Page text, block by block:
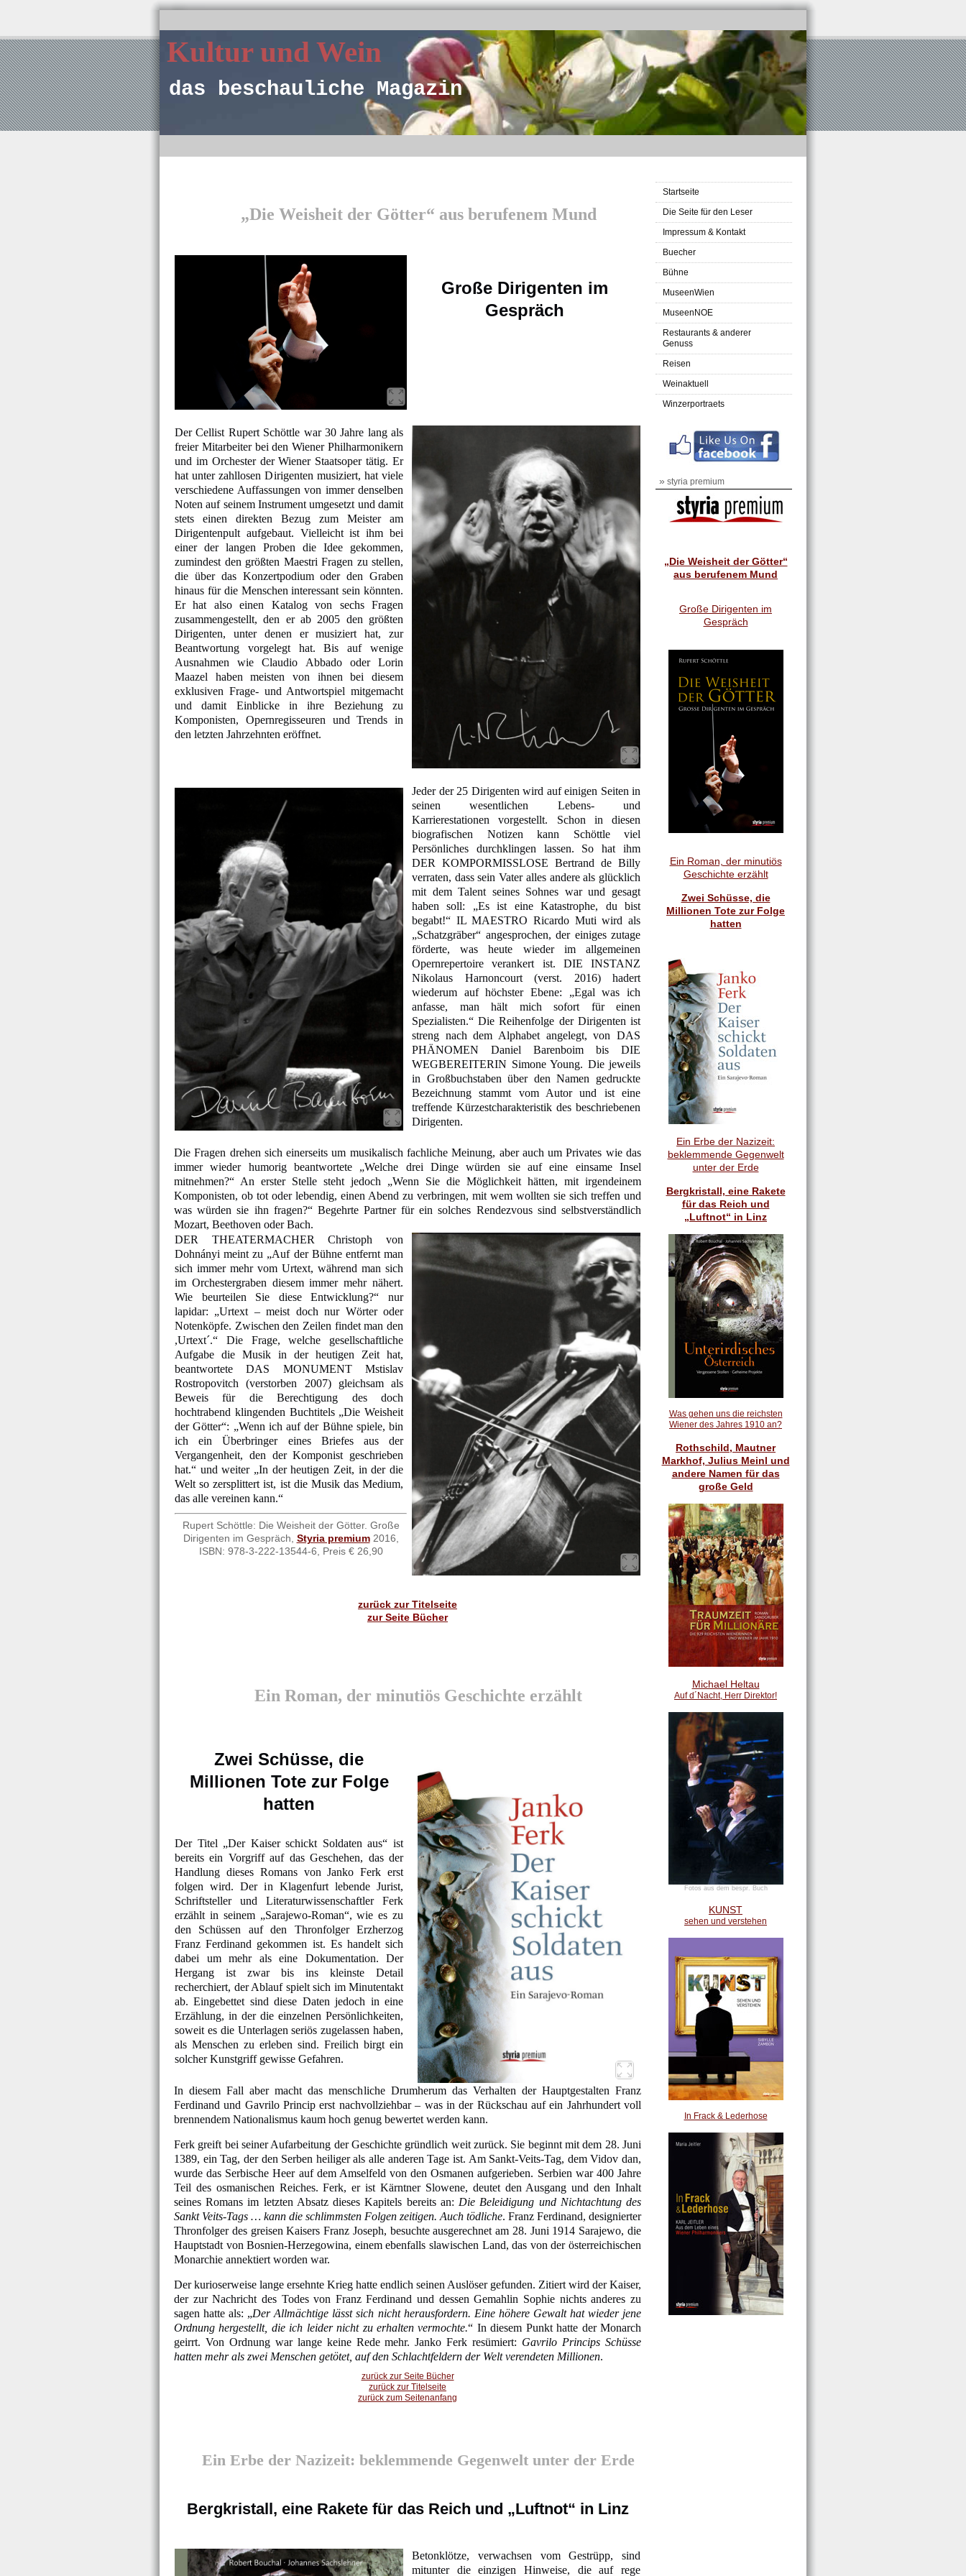
Kultur und Wein
das beschauliche Magazin
Startseite
Die Seite für den Leser
Impressum & Kontakt
Buecher
Bühne
MuseenWien
MuseenNOE
Restaurants & anderer
Genuss
Reisen
Weinaktuell
Winzerportraets
» styria premium
„Die Weisheit der Götter“
aus berufenem Mund
Große Dirigenten im
Gespräch
Ein Roman, der minutiös
Geschichte erzählt
Zwei Schüsse, die
Millionen Tote zur Folge
hatten
Ein Erbe der Nazizeit:
beklemmende Gegenwelt
unter der Erde
Bergkristall, eine Rakete
für das Reich und
„Luftnot“ in Linz
Was gehen uns die reichsten
Wiener des Jahres 1910 an?
Rothschild, Mautner
Markhof, Julius Meinl und
andere Namen für das
große Geld
Michael Heltau
Auf d´Nacht, Herr Direktor!
Fotos aus dem bespr. Buch
KUNST
sehen und verstehen
In Frack & Lederhose
„Die Weisheit der Götter“ aus berufenem Mund
Große Dirigenten im
Gespräch
Der Cellist Rupert Schöttle war 30 Jahre lang als
freier Mitarbeiter bei den Wiener Philharmonikern
und im Orchester der Wiener Staatsoper tätig. Er
hat unter zahllosen Dirigenten musiziert, hat viele
verschiedene Auffassungen von immer denselben
Noten auf seinem Instrument umgesetzt und damit
stets einen direkten Bezug zum Meister am
Dirigentenpult aufgebaut. Vielleicht ist ihm bei
einer der langen Proben die Idee gekommen,
zumindest den größten Maestri Fragen zu stellen,
die über das Konzertpodium oder den Graben
hinaus für die Menschen interessant sein könnten.
Er hat also einen Katalog von sechs Fragen
zusammengestellt, den er ab 2005 den größten
Dirigenten, unter denen er musiziert hat, zur
Beantwortung vorgelegt hat. Bis auf wenige
Ausnahmen wie Claudio Abbado oder Lorin
Maazel haben meisten von ihnen bei diesem
exklusiven Frage- und Antwortspiel mitgemacht
und damit Einblicke in ihre Beziehung zu
Komponisten, Opernregisseuren und Trends in
den letzten Jahrzehnten eröffnet.
Jeder der 25 Dirigenten wird auf einigen Seiten in
seinen wesentlichen Lebens- und
Karrierestationen vorgestellt. Schon in diesen
biografischen Notizen kann Schöttle viel
Persönliches durchklingen lassen. So hat ihm
DER KOMPORMISSLOSE Bertrand de Billy
verraten, dass sein Vater alles andere als glücklich
mit dem Talent seines Sohnes war und gesagt
haben soll: „Es ist eine Katastrophe, du bist
begabt!“ IL MAESTRO Ricardo Muti wird als
„Schatzgräber“ angesprochen, der einiges zutage
förderte, was heute wieder im allgemeinen
Opernrepertoire verankert ist. DIE INSTANZ
Nikolaus Harnoncourt (verst. 2016) hadert
wiederum auf höchster Ebene: „Egal was ich
anfasse, man hält mich sofort für einen
Spezialisten.“ Die Reihenfolge der Dirigenten ist
streng nach dem Alphabet angelegt, von DAS
PHÄNOMEN Daniel Barenboim bis DIE
WEGBEREITERIN Simone Young. Die jeweils
in Großbuchstaben über den Namen gedruckte
Bezeichnung stammt vom Autor und ist eine
treffende Kürzestcharakteristik des beschriebenen
Dirigenten.
Die Fragen drehen sich einerseits um musikalisch fachliche Meinung, aber auch um Privates wie das
immer wieder humorig beantwortete „Welche drei Dinge würden sie auf eine einsame Insel
mitnehmen?“ An erster Stelle steht jedoch „Wenn Sie die Möglichkeit hätten, mit irgendeinem
Komponisten, ob tot oder lebendig, einen Abend zu verbringen, mit wem wollten sie sich treffen und
was würden sie ihn fragen?“ Begehrte Partner für ein solches Rendezvous sind selbstverständlich
Mozart, Beethoven oder Bach.
DER THEATERMACHER Christoph von
Dohnányi meint zu „Auf der Bühne entfernt man
sich immer mehr vom Urtext, während man sich
im Orchestergraben diesem immer mehr nähert.
Wie beurteilen Sie diese Entwicklung?“ nur
lapidar: „Urtext – meist doch nur Wörter oder
Notenköpfe. Zwischen den Zeilen findet man den
,Urtext´.“ Die Frage, welche gesellschaftliche
Aufgabe die Musik in der heutigen Zeit hat,
beantwortete DAS MONUMENT Mstislav
Rostropovitch (verstorben 2007) gleichsam als
Beweis für die Berechtigung des doch
hochtrabend klingenden Buchtitels „Die Weisheit
der Götter“: „Wenn ich auf der Bühne spiele, bin
ich ein Überbringer eines Briefes aus der
Vergangenheit, den der Komponist geschrieben
hat.“ und weiter „In der heutigen Zeit, in der die
Welt so zersplittert ist, ist die Musik das Medium,
das alle vereinen kann.“
Rupert Schöttle: Die Weisheit der Götter. Große
Dirigenten im Gespräch, Styria premium2016,
ISBN: 978-3-222-13544-6, Preis € 26,90
zurück zur Titelseite
zur Seite Bücher
Ein Roman, der minutiös Geschichte erzählt
Zwei Schüsse, die
Millionen Tote zur Folge
hatten
Der Titel „Der Kaiser schickt Soldaten aus“ ist
bereits ein Vorgriff auf das Geschehen, das der
Handlung dieses Romans von Janko Ferk erst
folgen wird. Der in Klagenfurt lebende Jurist,
Schriftsteller und Literaturwissenschaftler Ferk
erzählt in seinem „Sarajewo-Roman“, wie es zu
den Schüssen auf den Thronfolger Erzherzog
Franz Ferdinand gekommen ist. Es handelt sich
dabei um mehr als eine Dokumentation. Der
Hergang ist zwar bis ins kleinste Detail
recherchiert, der Ablauf spielt sich im Minutentakt
ab. Eingebettet sind diese Daten jedoch in eine
Erzählung, in der die einzelnen Persönlichkeiten,
soweit es die Unterlagen seriös zugelassen haben,
als Menschen zu erleben sind. Freilich birgt ein
solcher Kunstgriff gewisse Gefahren.
In diesem Fall aber macht das menschliche Drumherum das Verhalten der Hauptgestalten Franz
Ferdinand und Gavrilo Princip erst nachvollziehbar – was in der Rückschau auf ein Jahrhundert voll
brennendem Nationalismus kaum hoch genug bewertet werden kann.
Ferk greift bei seiner Aufarbeitung der Geschichte gründlich weit zurück. Sie beginnt mit dem 28. Juni
1389, ein Tag, der den Serben heiliger als alle anderen Tage ist. Am Sankt-Veits-Tag, dem Vidov dan,
wurde das Serbische Heer auf dem Amselfeld von den Osmanen aufgerieben. Serbien war 400 Jahre
Teil des osmanischen Reiches. Ferk, er ist Kärntner Slowene, deutet den Ausgang und den Inhalt
seines Romans im letzten Absatz dieses Kapitels bereits an: Die Beleidigung und Nichtachtung des
Sankt Veits-Tags … kann die schlimmsten Folgen zeitigen. Auch tödliche. Franz Ferdinand, designierter
Thronfolger des greisen Kaisers Franz Joseph, besuchte ausgerechnet am 28. Juni 1914 Sarajewo, die
Hauptstadt von Bosnien-Herzegowina, einem ebenfalls slawischen Land, das von der österreichischen
Monarchie annektiert worden war.
Der kurioserweise lange ersehnte Krieg hatte endlich seinen Auslöser gefunden. Zitiert wird der Kaiser,
der zur Nachricht des Todes von Franz Ferdinand und dessen Gemahlin Sophie nichts anderes zu
sagen hatte als: „Der Allmächtige lässt sich nicht herausfordern. Eine höhere Gewalt hat wieder jene
Ordnung hergestellt, die ich leider nicht zu erhalten vermochte.“ In diesem Punkt hatte der Monarch
geirrt. Von Ordnung war lange keine Rede mehr. Janko Ferk resümiert: Gavrilo Princips Schüsse
hatten mehr als zwei Menschen getötet, auf den Schlachtfeldern der Welt verendeten Millionen.
zurück zur Seite Bücher
zurück zur Titelseite
zurück zum Seitenanfang
Ein Erbe der Nazizeit: beklemmende Gegenwelt unter der Erde
Bergkristall, eine Rakete für das Reich und „Luftnot“ in Linz
Betonklötze, verwachsen vom Gestrüpp, sind
mitunter die einzigen Hinweise, die auf rege